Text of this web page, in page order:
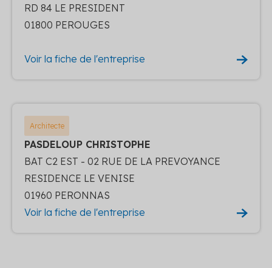
RD 84 LE PRESIDENT
01800 PEROUGES
Voir la fiche de l'entreprise
Architecte
PASDELOUP CHRISTOPHE
BAT C2 EST - 02 RUE DE LA PREVOYANCE
RESIDENCE LE VENISE
01960 PERONNAS
Voir la fiche de l'entreprise